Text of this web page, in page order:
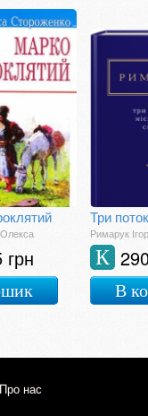
грн
Римарук Ігор
К
В
Про нас